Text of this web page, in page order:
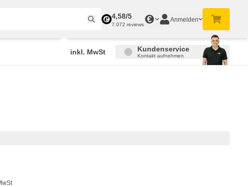
4,58/5
7.072 reviews
€ Anmelden
inkl. MwSt Kundenservice
Kontakt aufnehmen